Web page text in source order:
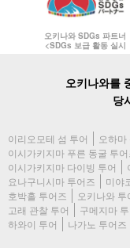
오키나와 SDGs 파트너
<SDGs 보급 활동 실시
오키나와를
당
이리오모테 섬 투어 오하마
이시가키지마 푸른 동굴 투어
이시가키지마 다이빙 투어
요나구니시마 투어즈
미야
호박홀 투어즈
오키나와 투
고래 관찰 투어
구메지마
하와이 투어
나가노 투어즈